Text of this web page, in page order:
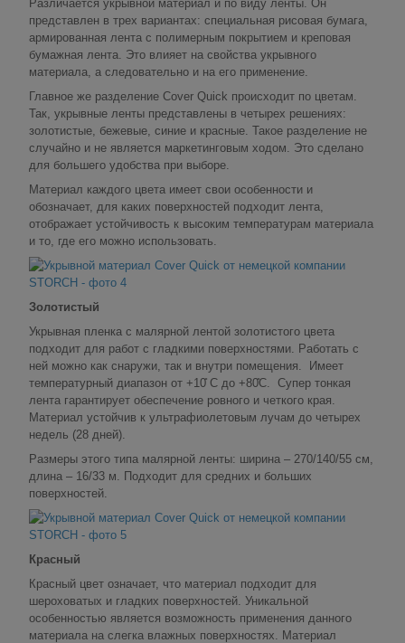
Различается укрывной материал и по виду ленты. Он
представлен в трех вариантах: специальная рисовая бумага,
армированная лента с полимерным покрытием и креповая
бумажная лента. Это влияет на свойства укрывного
материала, а следовательно и на его применение.
Главное же разделение Cover Quick происходит по цветам.
Так, укрывные ленты представлены в четырех решениях:
золотистые, бежевые, синие и красные. Такое разделение не
случайно и не является маркетинговым ходом. Это сделано
для большего удобства при выборе.
Материал каждого цвета имеет свои особенности и
обозначает, для каких поверхностей подходит лента,
отображает устойчивость к высоким температурам материала
и то, где его можно использовать.
Золотистый
Укрывная пленка с малярной лентой золотистого цвета
подходит для работ с гладкими поверхностями. Работать с
ней можно как снаружи, так и внутри помещения. Имеет
температурный диапазон от +10̊ С до +80̊С. Супер тонкая
лента гарантирует обеспечение ровного и четкого края.
Материал устойчив к ультрафиолетовым лучам до четырех
недель (28 дней).
Размеры этого типа малярной ленты: ширина – 270/140/55 см,
длина – 16/33 м. Подходит для средних и больших
поверхностей.
Красный
Красный цвет означает, что материал подходит для
шероховатых и гладких поверхностей. Уникальной
особенностью является возможность применения данного
материала на слегка влажных поверхностях. Материал